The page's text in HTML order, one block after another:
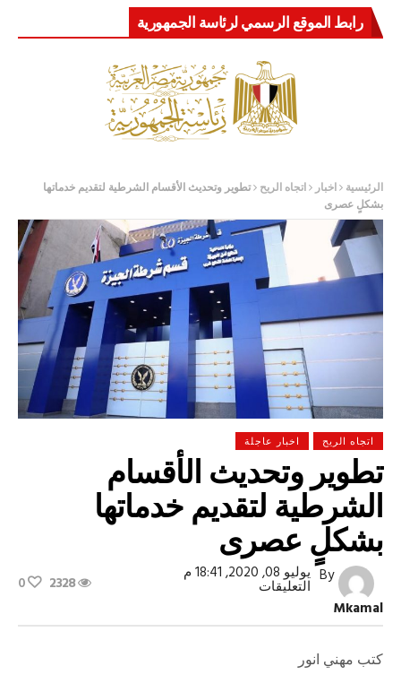
رابط الموقع الرسمي لرئاسة الجمهورية
الرئيسية اخبار اتجاه الريح تطوير وتحديث الأقسام الشرطية لتقديم خدماتها
بشكلٍ عصرى
اتجاه الريح اخبار عاجلة
تطوير وتحديث الأقسام
الشرطية لتقديم خدماتها
بشكلٍ عصرى
By
Mkamal
يوليو 08, 2020, 18:41 م
التعليقاتعلى
الأقسام
2328
0
كتب مهني انور